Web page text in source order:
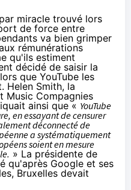
miracle trouvé lors
de force entre
va bien grimper
rémunérations
qu'ils estiment
décidé de saisir la
que YouTube les
Helen Smith, la
Music Compagnies
ainsi que « YouTube
en essayant de censurer
déconnecté de
a systématiquement
soient en mesure
» La présidente de
qu'après Google et ses
Bruxelles devait